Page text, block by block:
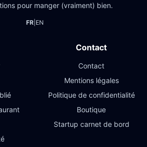
pour manger (vraiment) bien.
FR| EN
Contact
Contact
Mentions légales
Politique de confidentialité
Boutique
Startup carnet de bord